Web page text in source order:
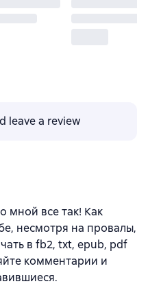
leave a review
все так! Как
несмотря на провалы,
в fb2, txt, epub, pdf
комментарии и